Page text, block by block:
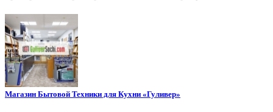
Магазин Бытовой Техники для Кухни «Гуливер»